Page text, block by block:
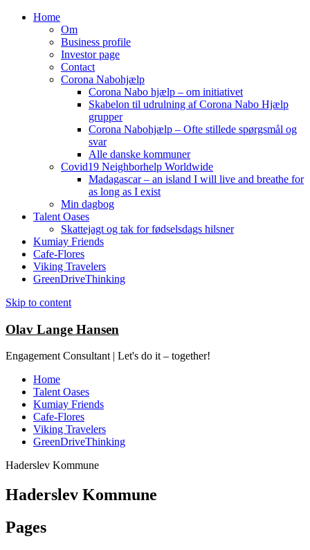
Home
Om
Business profile
Investor page
Contact
Corona Nabohjælp
Corona Nabo hjælp – om initiativet
Skabelon til udrulning af Corona Nabo Hjælp
grupper
Corona Nabohjælp – Ofte stillede spørgsmål og
svar
Alle danske kommuner
Covid19 Neighborhelp Worldwide
Madagascar – an island I will live and breathe for
as long as I exist
Min dagbog
Talent Oases
Skattejagt og tak for fødselsdags hilsner
Kumiay Friends
Cafe-Flores
Viking Travelers
GreenDriveThinking
Skip to content
Olav Lange Hansen
Engagement Consultant | Let's do it – together!
Home
Talent Oases
Kumiay Friends
Cafe-Flores
Viking Travelers
GreenDriveThinking
Haderslev Kommune
Haderslev Kommune
Pages